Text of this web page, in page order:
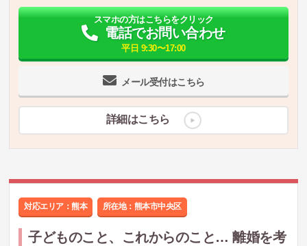
メール受付はこちら
スマホの方はこちらをクリック
電話でお問い合わせ
平日 9:30〜17:00
詳細はこちら
対応エリア：熊本 所在地： 熊本市中央区
子どものこと、これからのこと… 離婚を考